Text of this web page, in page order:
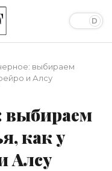
выбираем
и Алсу
выбираем
как у
Алсу